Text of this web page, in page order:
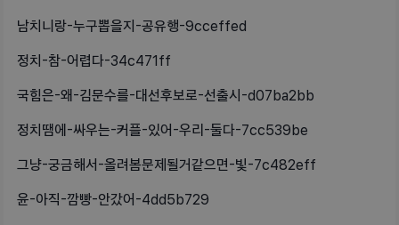
남치니랑-누구뽑을지-공유행-9cceffed
정치-참-어렵다-34c471ff
국힘은-왜-김문수를-대선후보로-선출시-d07ba2bb
정치땜에-싸우는-커플-있어-우리-둘다-7cc539be
그냥-궁금해서-올려봄문제될거같으면-빛-7c482eff
윤-아직-깜빵-안갔어-4dd5b729